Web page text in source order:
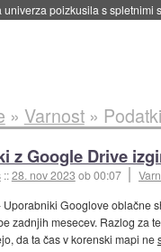
univerza poizkusila s spletnimi
» Varnost»
z Google Drive
::28. nov 2023 ob 00:07
Googlove oblačne
zadnjih mesecev. Razlog za
da ta čas v korenski mapi ne